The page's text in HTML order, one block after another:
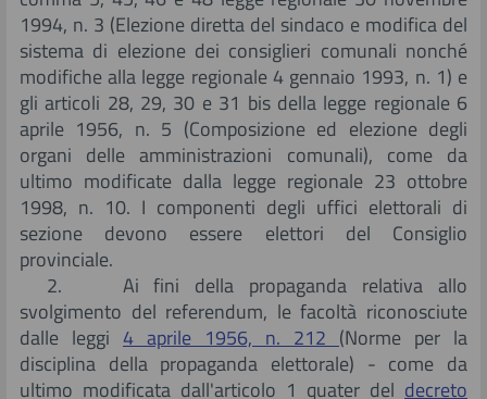
1994, n. 3 (Elezione diretta del sindaco e modifica del
sistema di elezione dei consiglieri comunali nonché
modifiche alla legge regionale 4 gennaio 1993, n. 1) e
gli articoli 28, 29, 30 e 31 bis della legge regionale 6
aprile 1956, n. 5 (Composizione ed elezione degli
organi delle amministrazioni comunali), come da
ultimo modificate dalla legge regionale 23 ottobre
1998, n. 10. I componenti degli uffici elettorali di
sezione devono essere elettori del Consiglio
provinciale.
2. Ai fini della propaganda relativa allo
svolgimento del referendum, le facoltà riconosciute
dalle leggi 4 aprile 1956, n. 212 (Norme per la
disciplina della propaganda elettorale) - come da
ultimo modificata dall'articolo 1 quater del decreto